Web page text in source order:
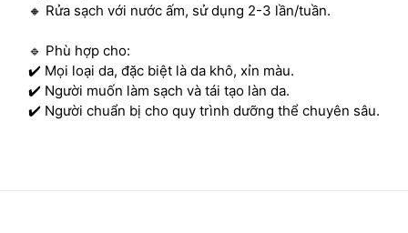
🔸 Rửa sạch với nước ấm, sử dụng 2-3 lần/tuần.
🔹 Phù hợp cho:
✔️ Mọi loại da, đặc biệt là da khô, xỉn màu.
✔️ Người muốn làm sạch và tái tạo làn da.
✔️ Người chuẩn bị cho quy trình dưỡng thể chuyên sâu.